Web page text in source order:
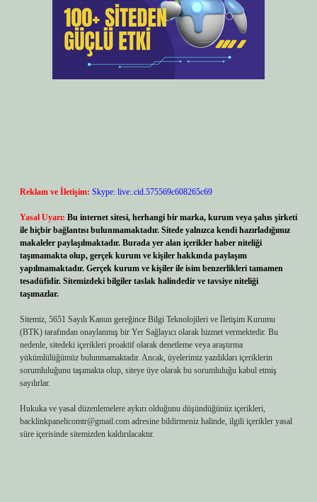
Reklam ve İletişim: Skype: live:.cid.575569c608265c69
Yasal Uyarı: Bu internet sitesi, herhangi bir marka, kurum veya şahıs şirketi
ile hiçbir bağlantısı bulunmamaktadır. Sitede yalnızca kendi hazırladığımız
makaleler paylaşılmaktadır. Burada yer alan içerikler haber niteliği
taşımamakta olup, gerçek kurum ve kişiler hakkında paylaşım
yapılmamaktadır. Gerçek kurum ve kişiler ile isim benzerlikleri tamamen
tesadüfidir. Sitemizdeki bilgiler taslak halindedir ve tavsiye niteliği
taşımazlar.
Sitemiz, 5651 Sayılı Kanun gereğince Bilgi Teknolojileri ve İletişim Kurumu
(BTK) tarafından onaylanmış bir Yer Sağlayıcı olarak hizmet vermektedir. Bu
nedenle, sitedeki içerikleri proaktif olarak denetleme veya araştırma
yükümlülüğümüz bulunmamaktadır. Ancak, üyelerimiz yazdıkları içeriklerin
sorumluluğunu taşımakta olup, siteye üye olarak bu sorumluluğu kabul etmiş
sayılırlar.
Hukuka ve yasal düzenlemelere aykırı olduğunu düşündüğünüz içerikleri,
backlinkpanelicomtr@gmail.com adresine bildirmeniz halinde, ilgili içerikler yasal
süre içerisinde sitemizden kaldırılacaktır.